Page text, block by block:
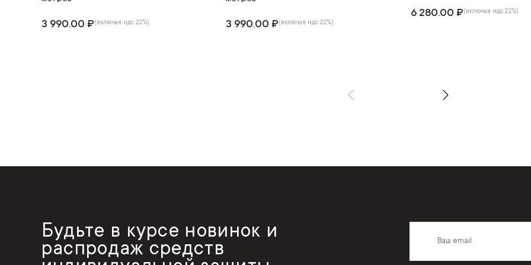
3 990.00 ₽(включая ндс 22%) 3 990.00 ₽(включая ндс 22%)
6 280.00 ₽(включая ндс 22%)
Будьте в курсе новинок и
распродаж средств